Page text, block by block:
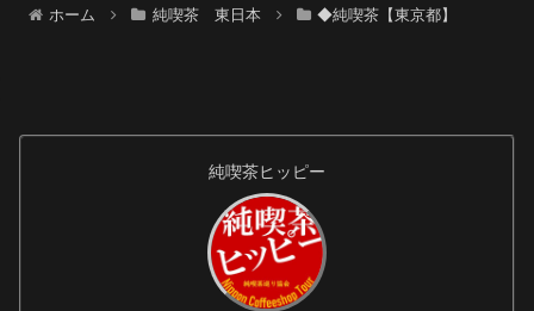
ホーム 純喫茶 東日本 ◆純喫茶【東京都】
純喫茶ヒッピー